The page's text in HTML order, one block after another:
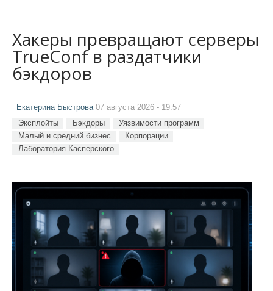
Хакеры превращают серверы
TrueConf в раздатчики
бэкдоров
Екатерина Быстрова07 августа 2026 - 19:57
Эксплойты Бэкдоры
Уязвимости программ
Малый и средний бизнес
Корпорации
Лаборатория Касперского